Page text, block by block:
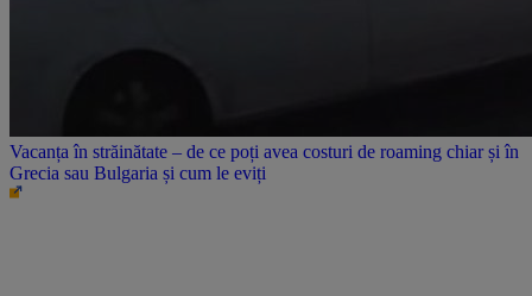
Vacanța în străinătate – de ce poți avea costuri de roaming chiar și în
Grecia sau Bulgaria și cum le eviți